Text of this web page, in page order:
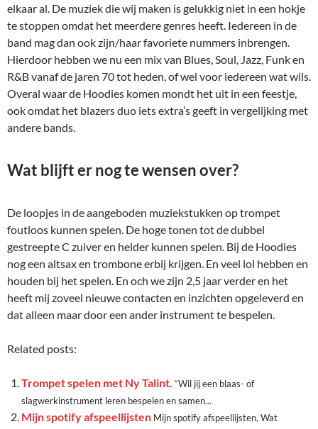
elkaar al. De muziek die wij maken is gelukkig niet in een hokje
te stoppen omdat het meerdere genres heeft. Iedereen in de
band mag dan ook zijn/haar favoriete nummers inbrengen.
Hierdoor hebben we nu een mix van Blues, Soul, Jazz, Funk en
R&B vanaf de jaren 70 tot heden, of wel voor iedereen wat wils.
Overal waar de Hoodies komen mondt het uit in een feestje,
ook omdat het blazers duo iets extra’s geeft in vergelijking met
andere bands.
Wat blijft er nog te wensen over?
De loopjes in de aangeboden muziekstukken op trompet
foutloos kunnen spelen. De hoge tonen tot de dubbel
gestreepte C zuiver en helder kunnen spelen. Bij de Hoodies
nog een altsax en trombone erbij krijgen. En veel lol hebben en
houden bij het spelen. En och we zijn 2,5 jaar verder en het
heeft mij zoveel nieuwe contacten en inzichten opgeleverd en
dat alleen maar door een ander instrument te bespelen.
Related posts:
Trompet spelen met Ny Talint. “Wil jij een blaas- of
slagwerkinstrument leren bespelen en samen...
Mijn spotify afspeellijsten Mijn spotify afspeellijsten, Wat